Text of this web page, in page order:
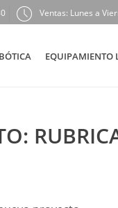
Ventas: Lunes a
EQUIPAMIENTO